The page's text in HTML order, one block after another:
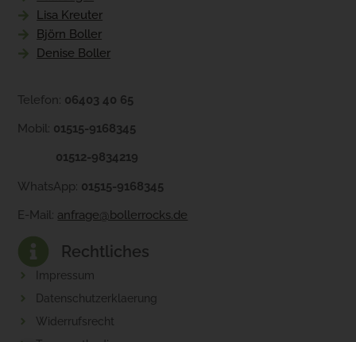
Lisa Kreuter
Björn Boller
Denise Boller
Telefon: 06403 40 65
Mobil: 01515-9168345
01512-9834219
WhatsApp: 01515-9168345
E-Mail: anfrage@bollerrocks.de
Rechtliches
Impressum
Datenschutzerklaerung
Widerrufsrecht